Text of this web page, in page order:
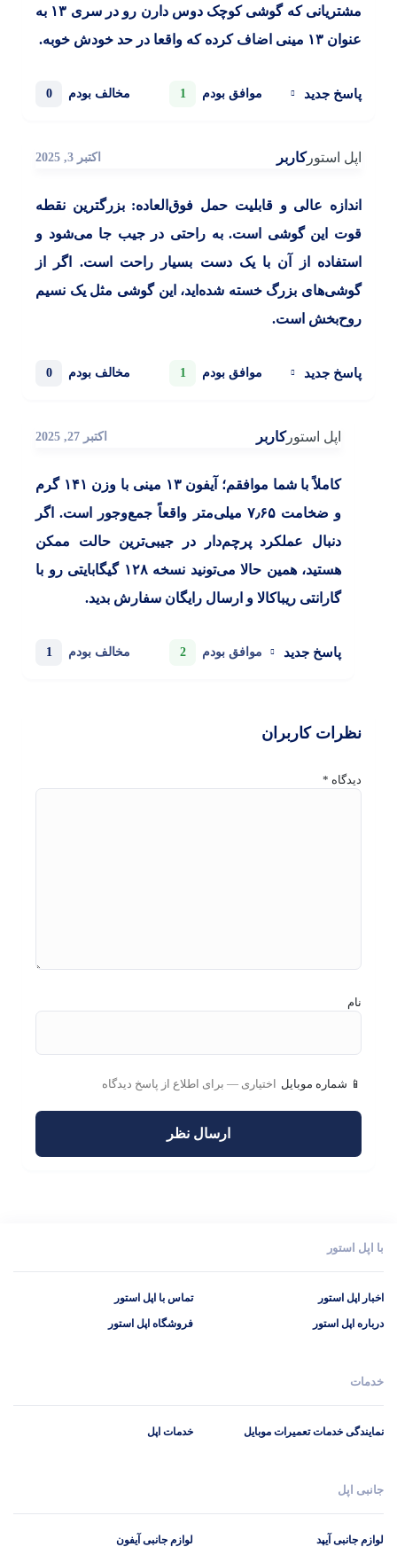
مشتریانی که گوشی کوچک دوس دارن رو در سری ۱۳ به
عنوان ۱۳ مینی اضاف کرده که واقعا در حد خودش خوبه.
پاسخ جدید موافق بودم 1 مخالف بودم 0
اپل استورکاربر اکتبر 3, 2025
اندازه عالی و قابلیت حمل فوق‌العاده: بزرگترین نقطه
قوت این گوشی است. به راحتی در جیب جا می‌شود و
استفاده از آن با یک دست بسیار راحت است. اگر از
گوشی‌های بزرگ خسته شده‌اید، این گوشی مثل یک نسیم
روح‌بخش است.
پاسخ جدید موافق بودم 1 مخالف بودم 0
اپل استورکاربر اکتبر 27, 2025
کاملاً با شما موافقم؛ آیفون ۱۳ مینی با وزن ۱۴۱ گرم
و ضخامت ۷٫۶۵ میلی‌متر واقعاً جمع‌وجور است. اگر
دنبال عملکرد پرچم‌دار در جیبی‌ترین حالت ممکن
هستید، همین حالا می‌تونید نسخه ۱۲۸ گیگابایتی رو با
گارانتی ریباکالا و ارسال رایگان سفارش بدید.
پاسخ جدید موافق بودم 2 مخالف بودم 1
نظرات کاربران
دیدگاه *
نام
📱 شماره موبایل
با اپل استور
اخبار اپل استور
درباره اپل استور
تماس با اپل استور
فروشگاه اپل استور
خدمات
نمایندگی خدمات تعمیرات موبایل خدمات اپل
جانبی اپل
لوازم جانبی آیپد لوازم جانبی آیفون